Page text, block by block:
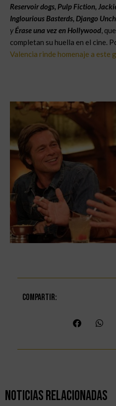
Reservoir dogs, Pulp Fiction,
Inglourious Basterds, Django
y Érase una vez en Hollywood,
completan su huella en el cine.
Valencia rinde homenaje a este
Compartir:
Noticias Relacionadas